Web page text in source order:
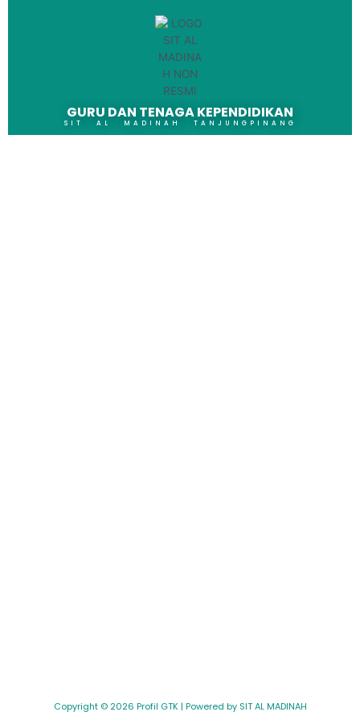
GURU DAN TENAGA KEPENDIDIKAN
SIT AL MADINAH TANJUNGPINANG
Copyright © 2026 Profil GTK | Powered by SIT AL MADINAH